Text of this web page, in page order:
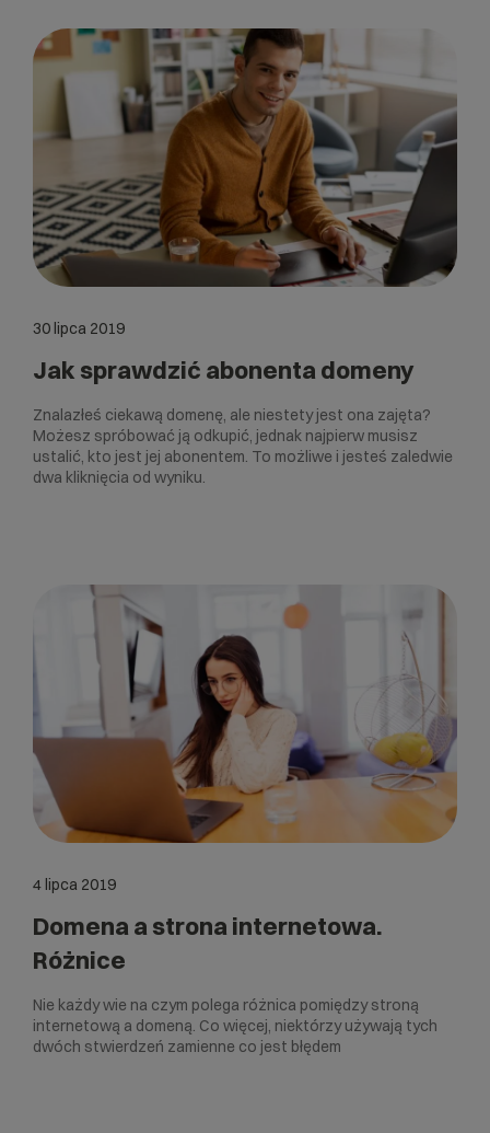
30 lipca 2019
Jak sprawdzić abonenta domeny
Znalazłeś ciekawą domenę, ale niestety jest ona zajęta?
Możesz spróbować ją odkupić, jednak najpierw musisz
ustalić, kto jest jej abonentem. To możliwe i jesteś zaledwie
dwa kliknięcia od wyniku.
4 lipca 2019
Domena a strona internetowa.
Różnice
Nie każdy wie na czym polega różnica pomiędzy stroną
internetową a domeną. Co więcej, niektórzy używają tych
dwóch stwierdzeń zamienne co jest błędem